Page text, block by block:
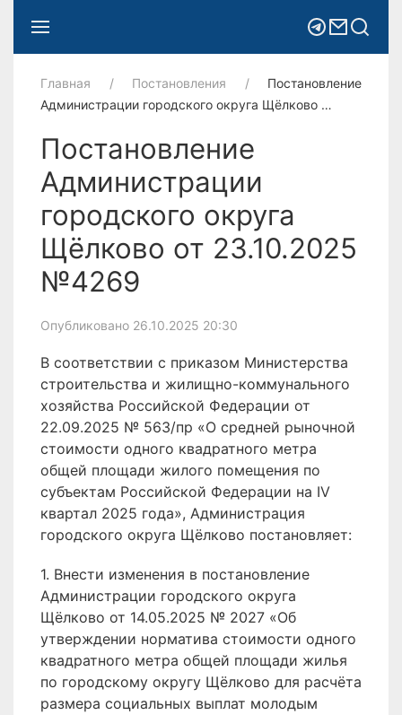
Главная Постановления
Постановление
Администрации городского округа Щёлково …
Постановление
Администрации
городского округа
Щёлково от 23.10.2025
№4269
Опубликовано 26.10.2025 20:30
В соответствии с приказом Министерства
строительства и жилищно-коммунального
хозяйства Российской Федерации от
22.09.2025 № 563/пр «О средней рыночной
стоимости одного квадратного метра
общей площади жилого помещения по
субъектам Российской Федерации на IV
квартал 2025 года», Администрация
городского округа Щёлково постановляет:
1. Внести изменения в постановление
Администрации городского округа
Щёлково от 14.05.2025 № 2027 «Об
утверждении норматива стоимости одного
квадратного метра общей площади жилья
по городскому округу Щёлково для расчёта
размера социальных выплат молодым